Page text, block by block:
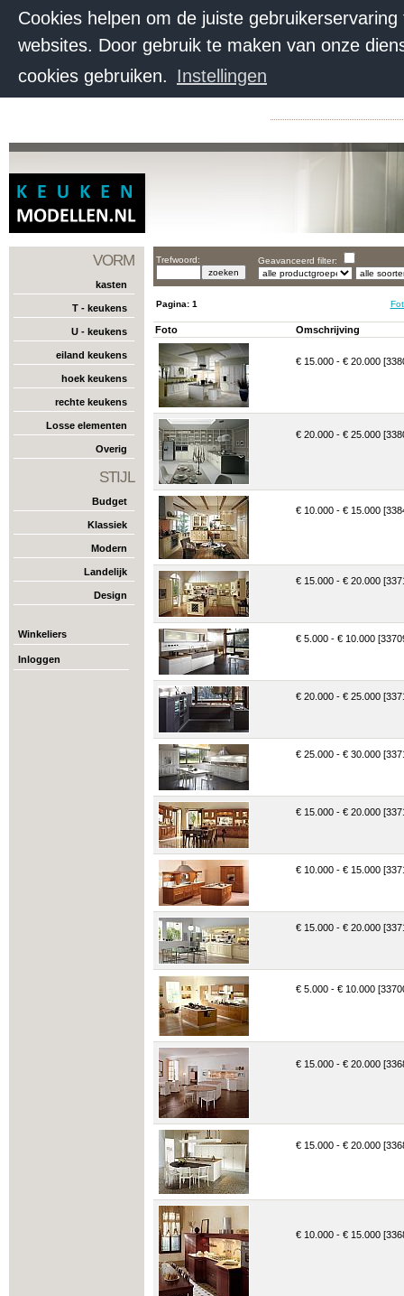
Cookies helpen om de juiste
websites. Door gebruik te maken van onze
cookies gebruiken. Instellingen
VORM
kasten
T - keukens
U - keukens
eiland keukens
hoek keukens
rechte keukens
Losse elementen
Overig
STIJL
Budget
Klassiek
Modern
Landelijk
Design
Winkeliers
Inloggen
Trefwoord: Geavanceerd filter:
Pagina: 1
Foto Omschrijving
€ 15.000 - € 20.000
€ 20.000 - € 25.000
€ 10.000 - € 15.000
€ 15.000 - € 20.000
€ 5.000 - € 10.000
€ 20.000 - € 25.000
€ 25.000 - € 30.000
€ 15.000 - € 20.000
€ 10.000 - € 15.000
€ 15.000 - € 20.000
€ 5.000 - € 10.000
€ 15.000 - € 20.000
€ 15.000 - € 20.000
€ 10.000 - € 15.000